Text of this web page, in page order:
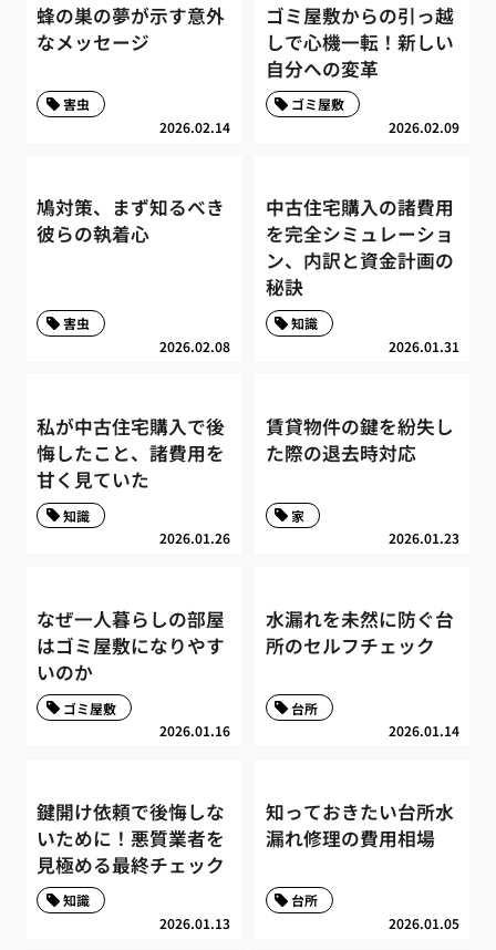
蜂の巣の夢が示す意外
なメッセージ
2026.02.14
害虫
ゴミ屋敷からの引っ越
しで心機一転！新しい
自分への変革
2026.02.09
ゴミ屋敷
鳩対策、まず知るべき
彼らの執着心
2026.02.08
害虫
中古住宅購入の諸費用
を完全シミュレーショ
ン、内訳と資金計画の
秘訣
2026.01.31
知識
私が中古住宅購入で後
悔したこと、諸費用を
甘く見ていた
2026.01.26
知識
賃貸物件の鍵を紛失し
た際の退去時対応
2026.01.23
家
なぜ一人暮らしの部屋
はゴミ屋敷になりやす
いのか
2026.01.16
ゴミ屋敷
水漏れを未然に防ぐ台
所のセルフチェック
2026.01.14
台所
鍵開け依頼で後悔しな
いために！悪質業者を
見極める最終チェック
2026.01.13
知識
知っておきたい台所水
漏れ修理の費用相場
2026.01.05
台所